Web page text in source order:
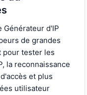
Générateur d'IP
de grandes
pour tester les
la reconnaissance
et plus
utilisateur